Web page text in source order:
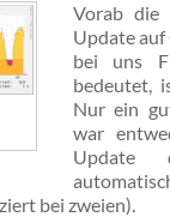
Vorab die
Update auf
bei uns
bedeutet,
Nur ein
war
Update
bei zweien).